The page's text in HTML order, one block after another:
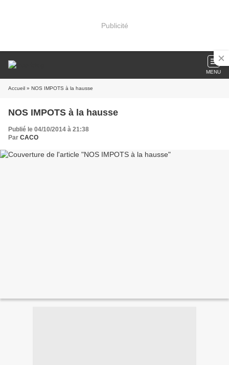
Publicité
MENU
Accueil » NOS IMPOTS à la hausse
NOS IMPOTS à la hausse
Publié le 04/10/2014 à 21:38
Par CACO